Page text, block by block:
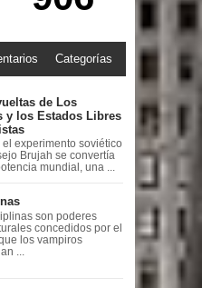
Categorías
de Los
y los Estados Libres
el experimento soviético
Brujah se convertía
mundial, una ...
son poderes
concedidos por el
los vampiros
...